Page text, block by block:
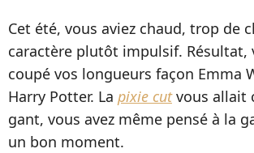
Cet été, vous aviez chaud, trop de
caractère plutôt impulsif. Résultat,
coupé vos longueurs façon Emma
Harry Potter. La pixie cutvous allait
gant, vous avez même pensé à la
un bon moment.